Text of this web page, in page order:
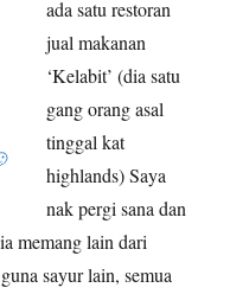
ada satu restoran
jual makanan
‘Kelabit’ (dia satu
gang orang asal
tinggal kat
highlands) Saya
nak pergi sana dan
memang lain dari
sayur lain, semua